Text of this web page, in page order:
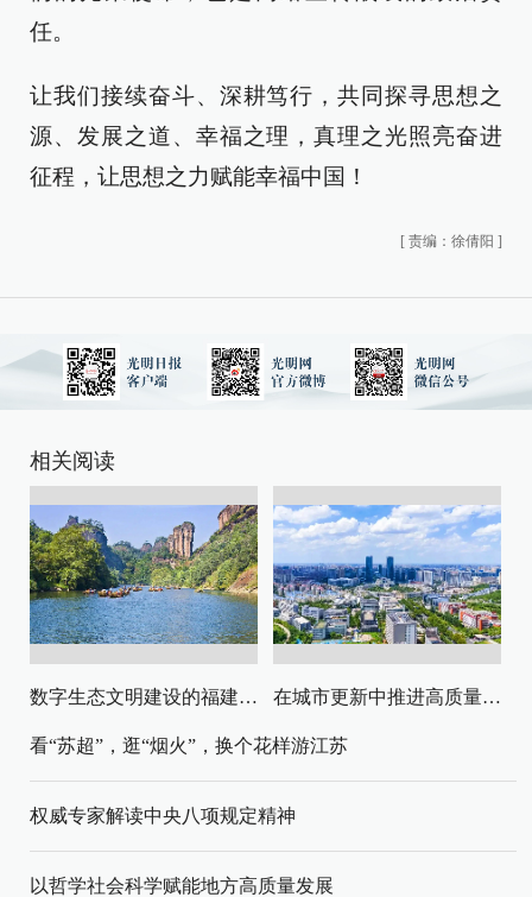
任。
让我们接续奋斗、深耕笃行，共同探寻思想之
源、发展之道、幸福之理，真理之光照亮奋进
征程，让思想之力赋能幸福中国！
[ 责编：徐倩阳 ]
相关阅读
数字生态文明建设的福建路径与启示 在城市更新中推进高质量发展与高水平安全
看“苏超”，逛“烟火”，换个花样游江苏
权威专家解读中央八项规定精神
以哲学社会科学赋能地方高质量发展